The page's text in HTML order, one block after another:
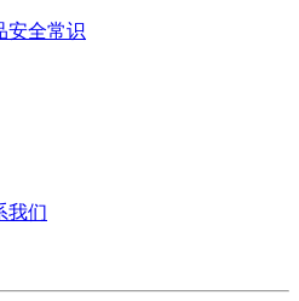
安全常识
我们